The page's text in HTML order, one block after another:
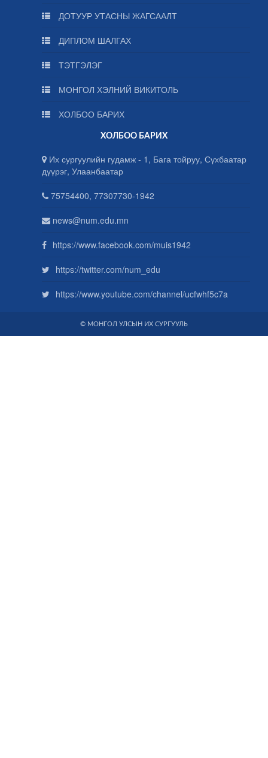
ДОТУУР УТАСНЫ ЖАГСААЛТ
ДИПЛОМ ШАЛГАХ
ТЭТГЭЛЭГ
МОНГОЛ ХЭЛНИЙ ВИКИТОЛЬ
ХОЛБОО БАРИХ
ХОЛБОО БАРИХ
Их сургуулийн гудамж - 1, Бага тойруу, Сүхбаатар
дүүрэг, Улаанбаатар
75754400, 77307730-1942
news@num.edu.mn
https://www.facebook.com/muis1942
https://twitter.com/num_edu
https://www.youtube.com/channel/ucfwhf5c7a
© МОНГОЛ УЛСЫН ИХ СУРГУУЛЬ